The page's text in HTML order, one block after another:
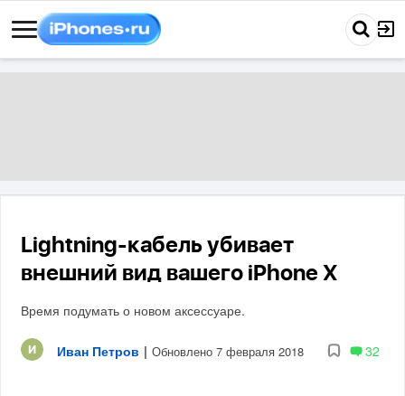
Lightning-кабель убивает
внешний вид вашего iPhone X
Время подумать о новом аксессуаре.
Иван Петров | Обновлено 7 февраля 2018 32